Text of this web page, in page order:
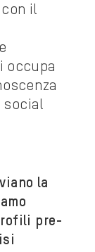
il
occupa
social
la
pre-